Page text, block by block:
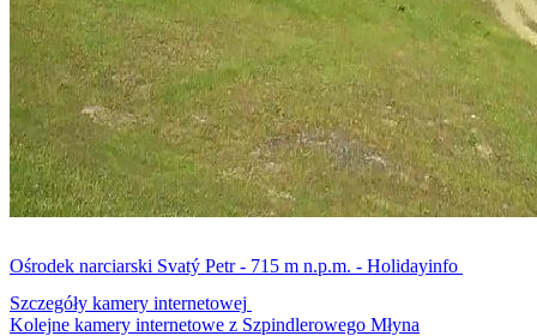
Ośrodek narciarski Svatý Petr - 715 m n.p.m. - Holidayinfo
Szczegóły kamery internetowej
Kolejne kamery internetowe z Szpindlerowego Młyna